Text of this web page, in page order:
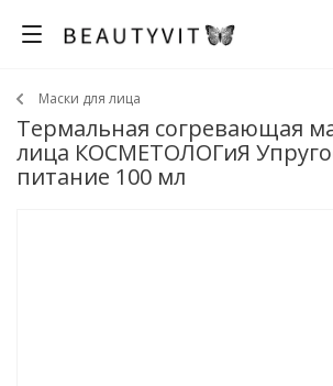
Маски для лица
Термальная согревающая
лица КОСМЕТОЛОГиЯ
питание 100 мл